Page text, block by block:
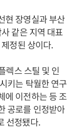
현 장영실과 부산
같은 지역 대표
정된 상이다.
렉스 스틸 및 인
키는 탁월한 연구
에 이전하는 등 조
공로를 인정받아
선정됐다.